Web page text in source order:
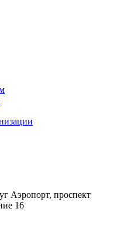
Аэропорт, проспект
16